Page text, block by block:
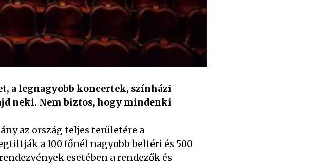
a legnagyobb koncertek, színházi
neki. Nem biztos, hogy mindenki
az ország teljes területére a
a 100 főnél nagyobb beltéri és 500
esetében a rendezők és